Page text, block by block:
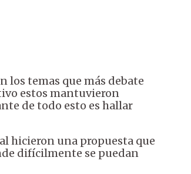
los temas que más debate
estos mantuvieron
de todo esto es hallar
hicieron una propuesta que
difícilmente se puedan